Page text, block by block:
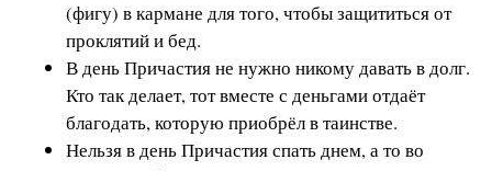
(фигу) в кармане для того, чтобы защититься от
проклятий и бед.
В день Причастия не нужно никому давать в долг.
Кто так делает, тот вместе с деньгами отдаёт
благодать, которую приобрёл в таинстве.
Нельзя в день Причастия спать днем, а то во